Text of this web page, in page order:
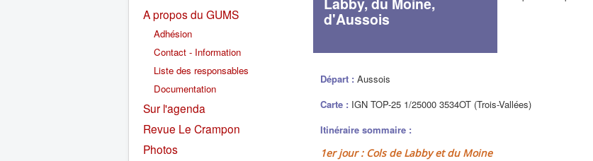
A propos du GUMS
Adhésion
Contact - Information
Liste des responsables
Documentation
Sur l'agenda
Revue Le Crampon
Photos
d'Aussois
Départ : Aussois
Carte : IGN TOP-25 1/25000 3534OT (Trois-Vallées)
Itinéraire sommaire :
1er jour : Cols de Labby et du Moine